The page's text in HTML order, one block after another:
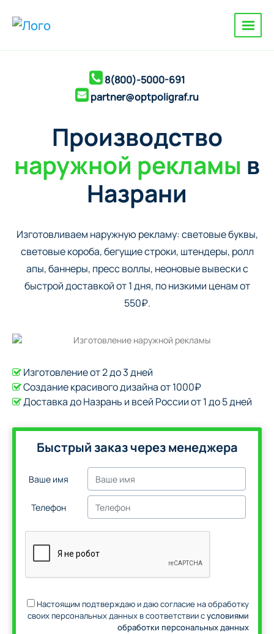
8(800)-5000-691
partner@optpoligraf.ru
Производство
наружной рекламы в
Назрани
Изготовливаем наружную рекламу: cветовые буквы,
cветовые короба, бегущие строки, штендеры, ролл
апы, баннеры, пресс воллы, неоновые вывески с
быстрой доставкой от 1 дня, по низкими ценам от
550₽.
Изготовление от 2 до 3 дней
Создание красивого дизайна от 1000₽
Доставка до Назрань и всей России от 1 до 5 дней
Быстрый заказ через менеджера
Ваше имя
Телефон
Настоящим подтверждаю и даю согласие на обработку
своих персональных данных в соответствии сусловиями
обработки персональных данных